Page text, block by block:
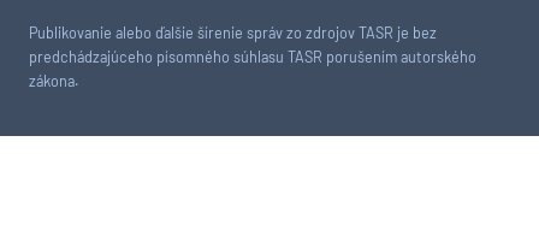
Publikovanie alebo ďalšie šírenie správ zo zdrojov TASR je bez
predchádzajúceho písomného súhlasu TASR porušením autorského
zákona.